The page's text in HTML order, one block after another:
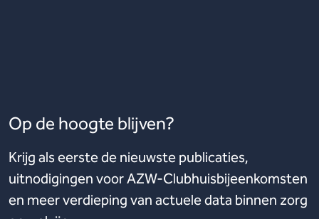
Op de hoogte blijven?
Krijg als eerste de nieuwste publicaties,
uitnodigingen voor AZW-Clubhuisbijeenkomsten
en meer verdieping van actuele data binnen zorg